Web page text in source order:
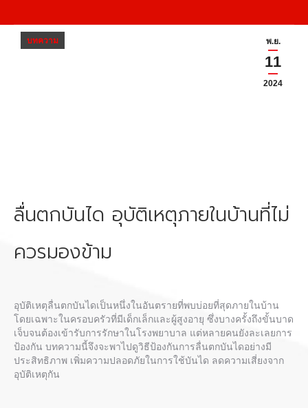
พ.ย.
11
2024
บทความ
ลื่นตกบันได อุบัติเหตุภายในบ้านที่ไม่
ควรมองข้าม
อุบัติเหตุลื่นตกบันไดเป็นหนึ่งในอันตรายที่พบบ่อยที่สุดภายในบ้าน
โดยเฉพาะในครอบครัวที่มีเด็กเล็กและผู้สูงอายุ ซึ่งบางครั้งถึงขั้นบาด
เจ็บจนต้องเข้ารับการรักษาในโรงพยาบาล แต่หลายคนยังละเลยการ
ป้องกัน บทความนี้จึงจะพาไปดูวิธีป้องกันการลื่นตกบันไดอย่างมี
ประสิทธิภาพ เพิ่มความปลอดภัยในการใช้บันได ลดความเสี่ยงจาก
อุบัติเหตุกัน